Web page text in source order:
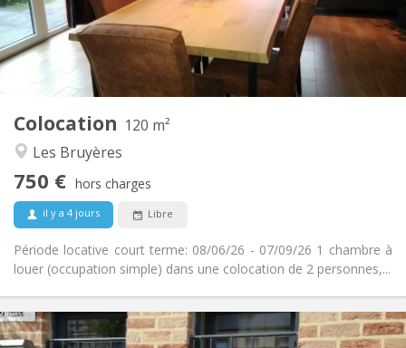
Colocation 120 m²
Les Bruyères
750 € hors charges
il y a 4 jours Libre
Période locative court terme: 08/06/26 - 07/09/26 1 chambre à
louer (occupation simple) dans une colocation de 2 personnes,...
Aménagement
Salle de bain:
Privée
Cuisine:
Commune
Superficie:
120 m
Pièces privées:
2
Studieuse, calme, chaleureuse
Infos Pratiques